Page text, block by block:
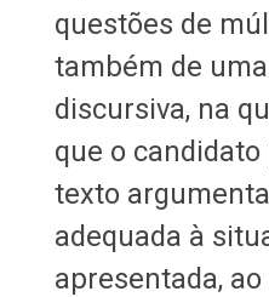
questões de
também de
discursiva, na
que o
texto
adequada à
apresentada,